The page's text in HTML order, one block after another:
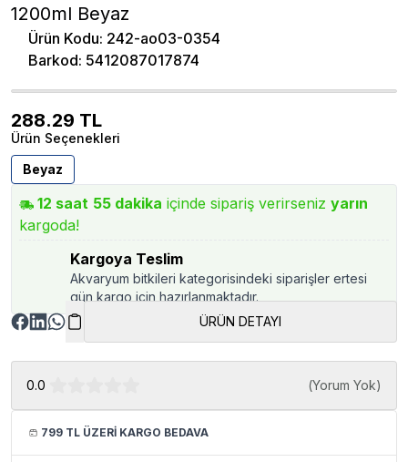
1200ml Beyaz
Ürün Kodu: 242-ao03-0354
Barkod: 5412087017874
288.29 TL
Ürün Seçenekleri
Beyaz
12 saat 55 dakika içinde sipariş verirseniz yarın
kargoda!
Kargoya Teslim
Akvaryum bitkileri kategorisindeki siparişler ertesi
gün kargo için hazırlanmaktadır.
ÜRÜN DETAYI
0.0 (Yorum Yok)
799 TL ÜZERİ KARGO BEDAVA